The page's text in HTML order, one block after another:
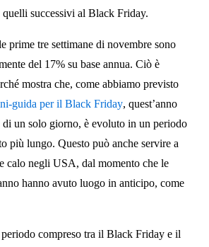
quelli successivi al Black Friday.
prime tre settimane di novembre sono
del 17% su base annua. Ciò è
mostra che, come abbiamo previsto
guida per il Black Friday, quest’anno
di un solo giorno, è evoluto in un periodo
più lungo. Questo può anche servire a
calo negli USA, dal momento che le
hanno avuto luogo in anticipo, come
compreso tra il Black Friday e il